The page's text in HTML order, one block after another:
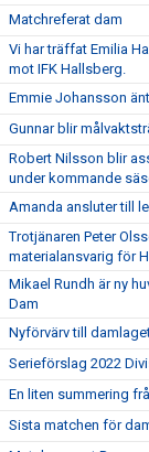
Matchreferat dam
Vi har träffat Emilia
mot IFK Hallsberg.
Emmie Johansson
Gunnar blir
Robert Nilsson blir
under kommande
Amanda ansluter till
Trotjänaren Peter
materialansvarig för
Mikael Rundh är ny
Dam
Nyförvärv till
Serieförslag 2022
En liten summering
Sista matchen för